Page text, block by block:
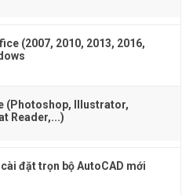
(2007, 2010, 2013, 2016,
(Photoshop, Illustrator,
Reader,...)
đặt trọn bộ AutoCAD mới